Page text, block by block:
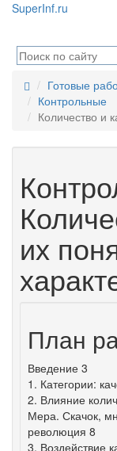
SuperInf.ru
Готовые
Контрольные
Количество и
их
План
Введение 3
1. Категории:
2. Влияние
Мера. Скачок,
революция 8
3. Воздействие